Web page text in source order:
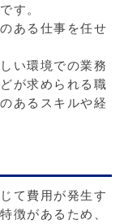
す。
ある仕事を任せ
い環境での業務
が求められる職
あるスキルや経
て費用が発生す
徴があるため、